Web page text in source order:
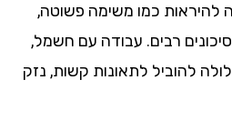
כמו משימה פשוטה,
רבים. עבודה עם חשמל,
להוביל לתאונות קשות, נזק